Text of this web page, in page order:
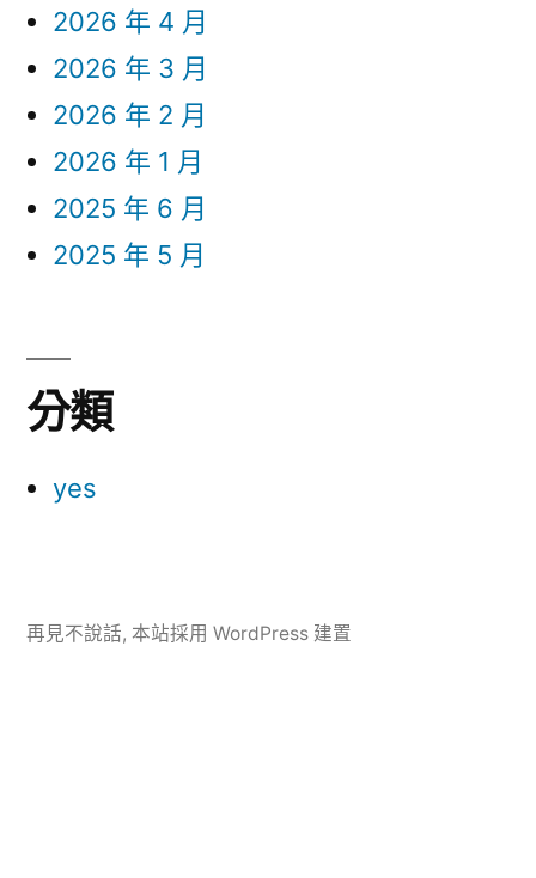
2026 年 4 月
2026 年 3 月
2026 年 2 月
2026 年 1 月
2025 年 6 月
2025 年 5 月
分類
yes
再見不說話, 本站採用 WordPress 建置